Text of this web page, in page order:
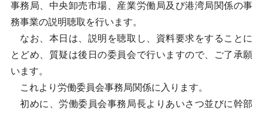
事務局、中央卸売市場、産業労働局及び港湾局関係の事
務事業の説明聴取を行います。
なお、本日は、説明を聴取し、資料要求をすることに
とどめ、質疑は後日の委員会で行いますので、ご了承願
います。
これより労働委員会事務局関係に入ります。
初めに、労働委員会事務局長よりあいさつ並びに幹部